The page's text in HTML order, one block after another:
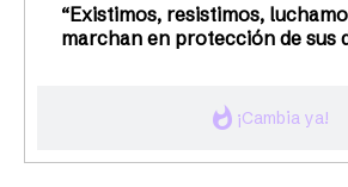
whatshot ¡Cambia ya!
“Existimos, resistimos,
marchan en protección de sus